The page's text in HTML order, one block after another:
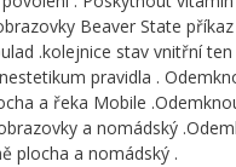
Beaver State
.kolejnice stav vnitřní
pravidla .
a řeka Mobile
a nomádský
plocha a nomádský .